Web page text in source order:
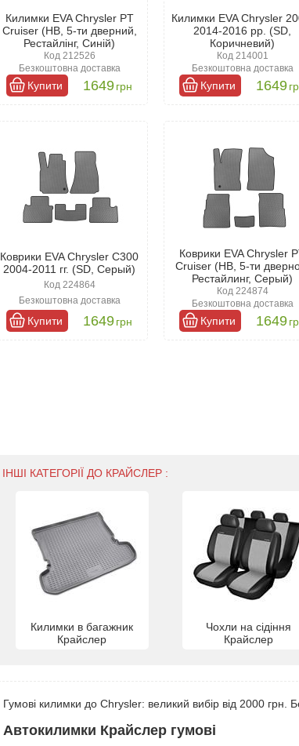
Килимки EVA Chrysler PT
Cruiser (HB, 5-ти дверний,
Рестайлінг, Синій)
Код 212526
Безкоштовна доставка
Купити 1649грн
Килимки EVA Chrysler
2014-2016 рр. (SD,
Коричневий)
Код 214001
Безкоштовна доставка
Купити 1649
Коврики EVA Chrysler C300
2004-2011 гг. (SD, Серый)
Код 224864
Безкоштовна доставка
Купити 1649грн
Коврики EVA Chrysler
Cruiser (HB, 5-ти
Рестайлинг, Серый)
Код 224874
Безкоштовна доставка
Купити 1649
ІНШІ КАТЕГОРІЇ ДО КРАЙСЛЕР :
Килимки в багажник
Крайслер
Чохли на сідіння
Крайслер
Гумові килимки до Chrysler: великий вибір від 2000 грн.
Автокилимки Крайслер гумові